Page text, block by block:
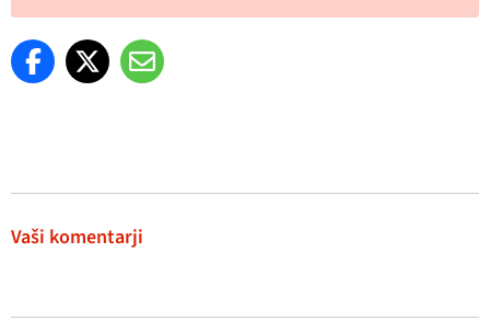
Vaši komentarji